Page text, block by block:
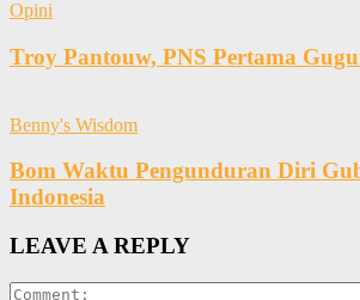
Opini
Troy Pantouw, PNS Pertama
Benny's Wisdom
Bom Waktu Pengunduran Diri
Indonesia
LEAVE A REPLY